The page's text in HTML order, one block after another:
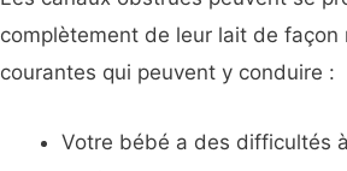
complètement de leur lait de
courantes qui peuvent y conduire :
Votre bébé a des difficultés